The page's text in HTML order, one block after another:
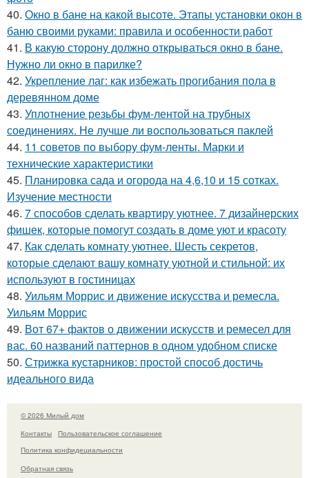
40. Окно в бане на какой высоте. Этапы установки окон в
баню своими руками: правила и особенности работ
41. В какую сторону должно открываться окно в бане.
Нужно ли окно в парилке?
42. Укрепление лаг: как избежать прогибания пола в
деревянном доме
43. Уплотнение резьбы фум-лентой на трубных
соединениях. Не лучше ли воспользоваться паклей
44. 11 советов по выбору фум-ленты. Марки и
технические характеристики
45. Планировка сада и огорода на 4,6,10 и 15 сотках.
Изучение местности
46. 7 способов сделать квартиру уютнее. 7 дизайнерских
фишек, которые помогут создать в доме уют и красоту
47. Как сделать комнату уютнее. Шесть секретов,
которые сделают вашу комнату уютной и стильной: их
используют в гостиницах
48. Уильям Моррис и движение искусства и ремесла.
Уильям Моррис
49. Вот 67+ фактов о движении искусств и ремесел для
вас. 60 названий паттернов в одном удобном списке
50. Стрижка кустарников: простой способ достичь
идеального вида
© 2026 Милый дом
Контакты
Пользовательское соглашение
Политика конфидециальности
Обратная связь